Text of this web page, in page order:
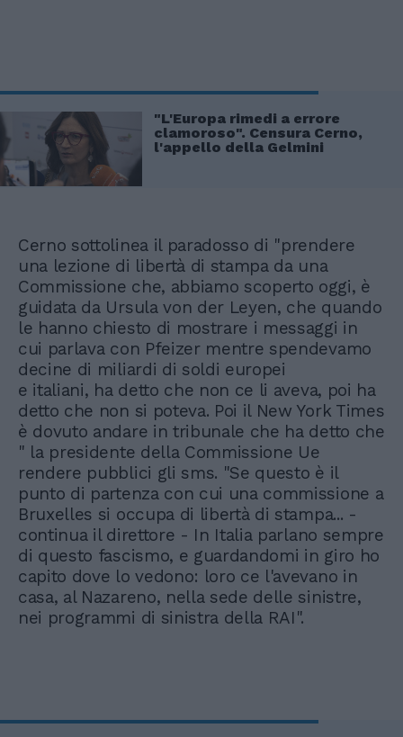
"L'Europa rimedi a errore
clamoroso". Censura Cerno,
l'appello della Gelmini
Cerno sottolinea il paradosso di "prendere
una lezione di libertà di stampa da una
Commissione che, abbiamo scoperto oggi, è
guidata da Ursula von der Leyen, che quando
le hanno chiesto di mostrare i messaggi in
cui parlava con Pfeizer mentre spendevamo
decine di miliardi di soldi europei
e italiani, ha detto che non ce li aveva, poi ha
detto che non si poteva. Poi il New York Times
è dovuto andare in tribunale che ha detto che
" la presidente della Commissione Ue
rendere pubblici gli sms. "Se questo è il
punto di partenza con cui una commissione a
Bruxelles si occupa di libertà di stampa... -
continua il direttore - In Italia parlano sempre
di questo fascismo, e guardandomi in giro ho
capito dove lo vedono: loro ce l'avevano in
casa, al Nazareno, nella sede delle sinistre,
nei programmi di sinistra della RAI".